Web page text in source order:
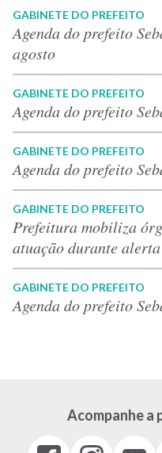
GABINETE DO PREFEITO
Agenda do prefeito
agosto
GABINETE DO PREFEITO
Agenda do prefeito
GABINETE DO PREFEITO
Agenda do prefeito
GABINETE DO PREFEITO
Prefeitura mobiliza
atuação durante
GABINETE DO PREFEITO
Agenda do prefeito
Acompanhe a
FacebookInstagram